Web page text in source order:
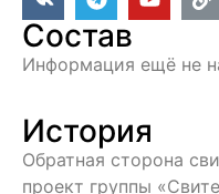
Состав
Информация ещё не
История
Обратная сторона
проект группы